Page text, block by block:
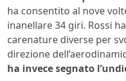
ha consentito al nove
inanellare 34 giri. Rossi
carenature diverse per
direzione
ha invece segnato